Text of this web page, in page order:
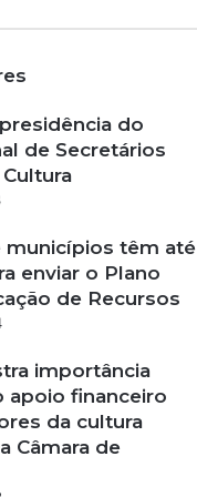
do
de Secretários
municípios têm até
enviar o Plano
de Recursos
importância
apoio financeiro
da cultura
Câmara de